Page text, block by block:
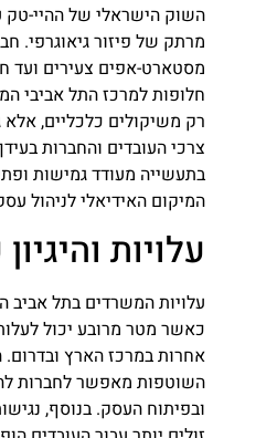
השוק הישראלי של ההיי-טק
מרתק של פיזור גיאוגרפי.
מסטארט-אפים צעירים ועד
חלופות למרכז התל אביבי
רק משיקולים כלכליים,
צרכי העובדים והחברות
בתעשייה מעודד גמישות
המיקום האידיאלי לניהול
עלויות
עלויות המשרדים בתל אביב
כאשר מטר מרובע יכול
אחרות במרכז הארץ
השוטפות מאפשר לחברות
ובפיתוח העסק. בנוסף,